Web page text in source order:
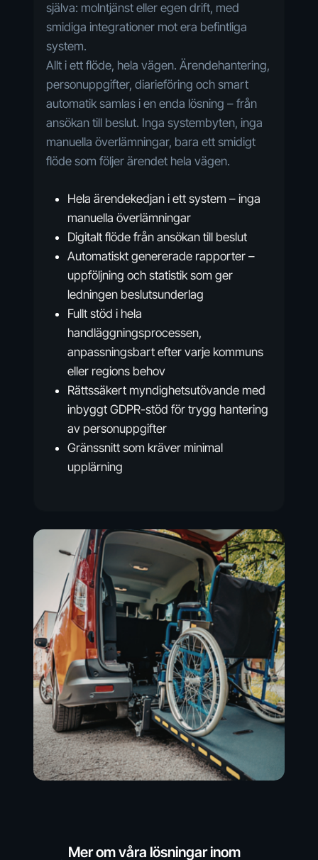
själva: molntjänst eller egen drift, med
smidiga integrationer mot era befintliga
system.
Allt i ett flöde, hela vägen. Ärendehantering,
personuppgifter, diarieföring och smart
automatik samlas i en enda lösning – från
ansökan till beslut. Inga systembyten, inga
manuella överlämningar, bara ett smidigt
flöde som följer ärendet hela vägen.
Hela ärendekedjan i ett system – inga
manuella överlämningar
Digitalt flöde från ansökan till beslut
Automatiskt genererade rapporter –
uppföljning och statistik som ger
ledningen beslutsunderlag
Fullt stöd i hela
handläggningsprocessen,
anpassningsbart efter varje kommuns
eller regions behov
Rättssäkert myndighetsutövande med
inbyggt GDPR-stöd för trygg hantering
av personuppgifter
Gränssnitt som kräver minimal
upplärning
Mer om våra lösningar inom